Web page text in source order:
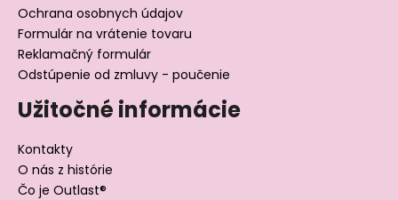
Ochrana osobnych údajov
Formulár na vrátenie tovaru
Reklamačný formulár
Odstúpenie od zmluvy - poučenie
Užitočné informácie
Kontakty
O nás z histórie
Čo je Outlast®